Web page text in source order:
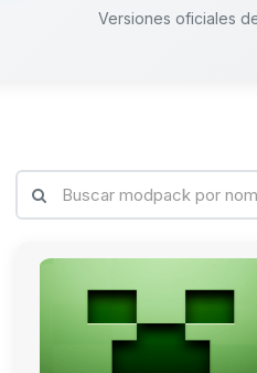
Versiones oficiales